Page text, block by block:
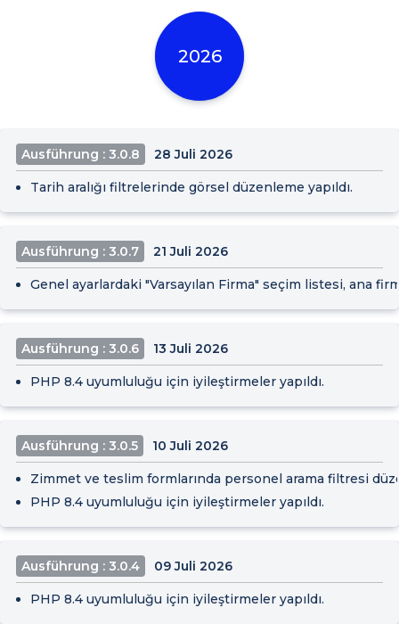
2026
Ausführung : 3.0.8 28 Juli 2026
Tarih aralığı filtrelerinde görsel düzenleme yapıldı.
Ausführung : 3.0.7 21 Juli 2026
Genel ayarlardaki "Varsayılan Firma" seçim listesi, ana
Ausführung : 3.0.6 13 Juli 2026
PHP 8.4 uyumluluğu için iyileştirmeler yapıldı.
Ausführung : 3.0.5 10 Juli 2026
Zimmet ve teslim formlarında personel arama filtresi
PHP 8.4 uyumluluğu için iyileştirmeler yapıldı.
Ausführung : 3.0.4 09 Juli 2026
PHP 8.4 uyumluluğu için iyileştirmeler yapıldı.